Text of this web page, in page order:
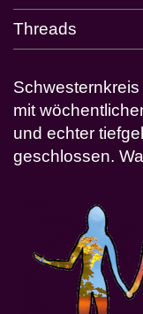
Threads
mit
und echter
geschlossen.